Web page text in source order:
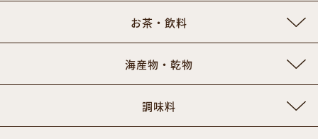
お茶・飲料
海産物・乾物
調味料